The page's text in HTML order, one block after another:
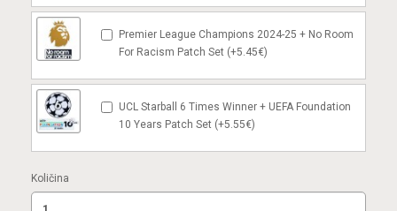
Premier League Champions 2024-25 + No Room
For Racism Patch Set (+5.45€)
UCL Starball 6 Times Winner + UEFA Foundation
10 Years Patch Set (+5.55€)
Količina